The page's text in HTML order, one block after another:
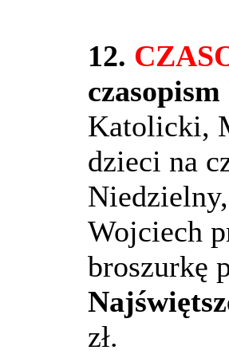
12.
Katolicki,
dzieci na
Wojciech
broszurkę
zł.